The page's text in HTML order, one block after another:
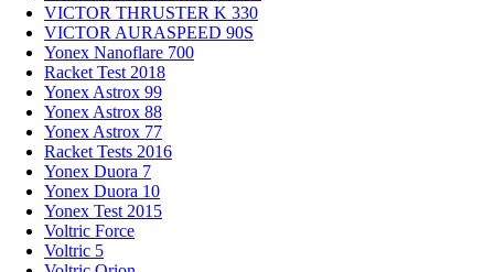
VICTOR THRUSTER K 330
VICTOR AURASPEED 90S
Yonex Nanoflare 700
Racket Test 2018
Yonex Astrox 99
Yonex Astrox 88
Yonex Astrox 77
Racket Tests 2016
Yonex Duora 7
Yonex Duora 10
Yonex Test 2015
Voltric Force
Voltric 5